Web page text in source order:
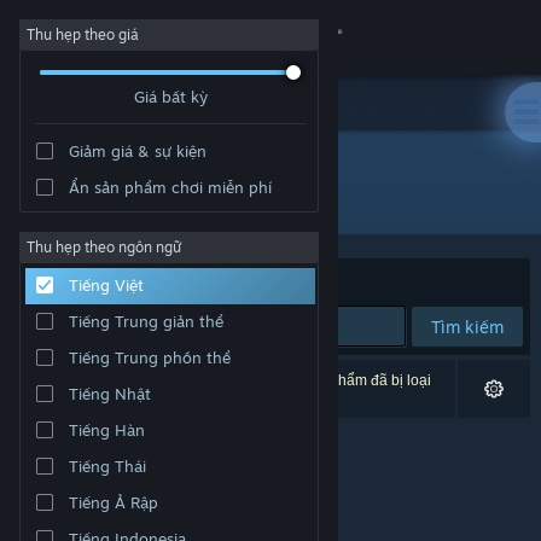
Đăng nhập
Cộng đồng
Thông tin
Hỗ trợ
Thay đổi ngôn ngữ
Cài ứng dụng Steam di động
Xem web cho desktop
Thu hẹp theo giá
Giá bất kỳ
Giảm giá & sự kiện
Ẩn sản phẩm chơi miễn phí
Thu hẹp theo ngôn ngữ
Tiếng Việt
Tiếng Trung giản thể
Tiếng Trung phồn thể
Tiếng Nhật
Tiếng Hàn
Tiếng Thái
Tiếng Ả Rập
Nhà phát triển: Architectura
Xếp theo Độ liên quan
Tìm kiếm
0 kết quả phù hợp tìm kiếm của bạn. 1 tựa sản phẩm đã bị loại
trừ dựa trên tùy chỉnh của bạn.